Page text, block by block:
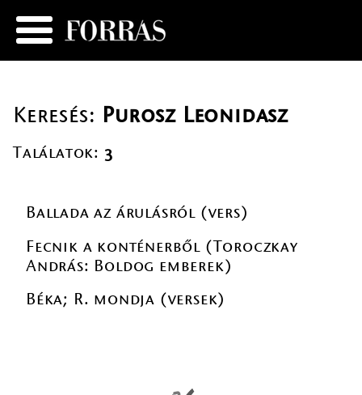
Keresés: Purosz Leonidasz
Találatok: 3
Ballada az árulásról (vers)
Fecnik a konténerből (Toroczkay
András: Boldog emberek)
Béka; R. mondja (versek)